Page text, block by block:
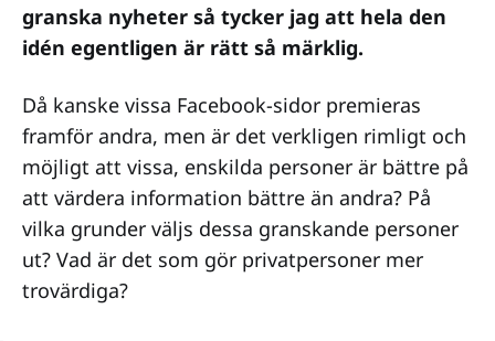
granska nyheter så tycker jag att hela den
idén egentligen är rätt så märklig.
Då kanske vissa Facebook-sidor premieras
framför andra, men är det verkligen rimligt och
möjligt att vissa, enskilda personer är bättre på
att värdera information bättre än andra? På
vilka grunder väljs dessa granskande personer
ut? Vad är det som gör privatpersoner mer
trovärdiga?